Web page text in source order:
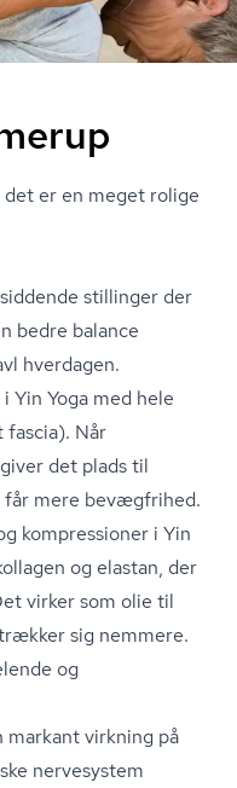
er en meget rolige
stillinger der
bedre balance
hverdagen.
Yin Yoga med hele
fascia). Når
det plads til
får mere bevægfrihed.
kompressioner i Yin
og elastan, der
virker som olie til
sig nemmere.
og
markant virkning på
nervesystem